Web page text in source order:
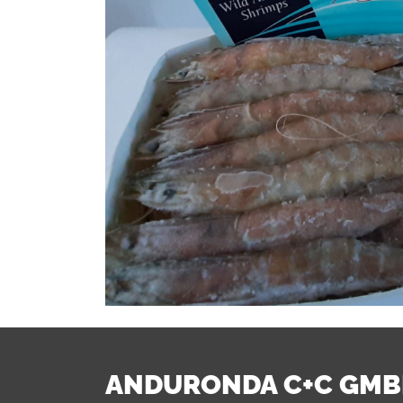
ANDURONDA C+C